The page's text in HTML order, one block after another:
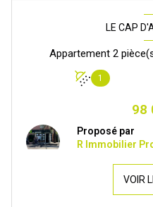
LE CAP
1
98
Proposé par
R Immobilier
VOIR